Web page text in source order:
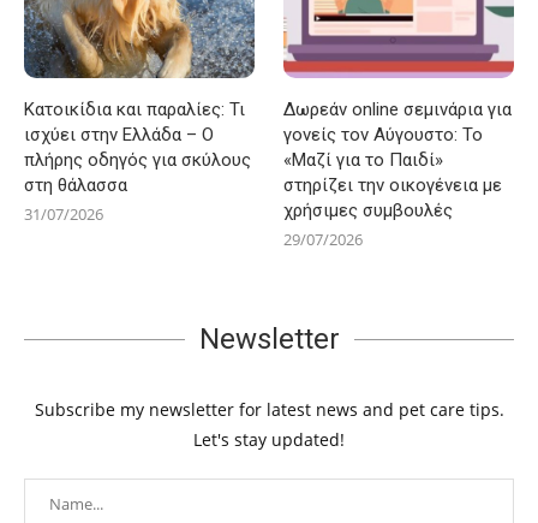
Κατοικίδια και παραλίες: Τι
ισχύει στην Ελλάδα – Ο
πλήρης οδηγός για σκύλους
στη θάλασσα
31/07/2026
Δωρεάν online σεμινάρια για
γονείς τον Αύγουστο: Το
«Μαζί για το Παιδί»
στηρίζει την οικογένεια με
χρήσιμες συμβουλές
29/07/2026
Newsletter
Subscribe my newsletter for latest news and pet care tips.
Let's stay updated!